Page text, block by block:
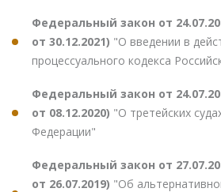
Федеральный закон от
от 30.12.2021) "О введении в
процессуального кодекса
Федеральный закон от
от 08.12.2020) "О третейских
Федерации"
Федеральный закон от
от 26.07.2019) "Об